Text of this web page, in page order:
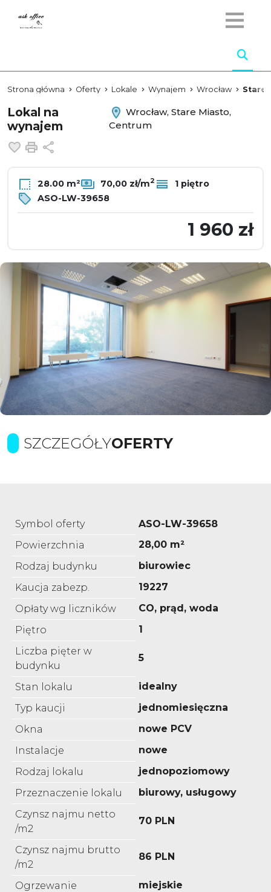
Strona główna Oferty Lokale Wynajem Wrocław Stare
Lokal na
wynajem
Wrocław, Stare Miasto,
Centrum
Dodaj do ulubionych
Drukuj
28.00 m² 70,00 zł/m2
1 piętro
ASO-LW-39658
1 960 zł
SZCZEGÓŁYOFERTY
Symbol oferty
ASO-LW-39658
Powierzchnia
28,00 m²
Rodzaj budynku
biurowiec
Kaucja zabezp.
19227
Opłaty wg liczników
CO, prąd, woda
Piętro
1
Liczba pięter w
budynku
5
Stan lokalu
idealny
Typ kaucji
jednomiesięczna
Okna
nowe PCV
Instalacje
nowe
Rodzaj lokalu
jednopoziomowy
Przeznaczenie lokalu
biurowy, usługowy
Czynsz najmu netto
/m2
70 PLN
Czynsz najmu brutto
/m2
86 PLN
Ogrzewanie
miejskie